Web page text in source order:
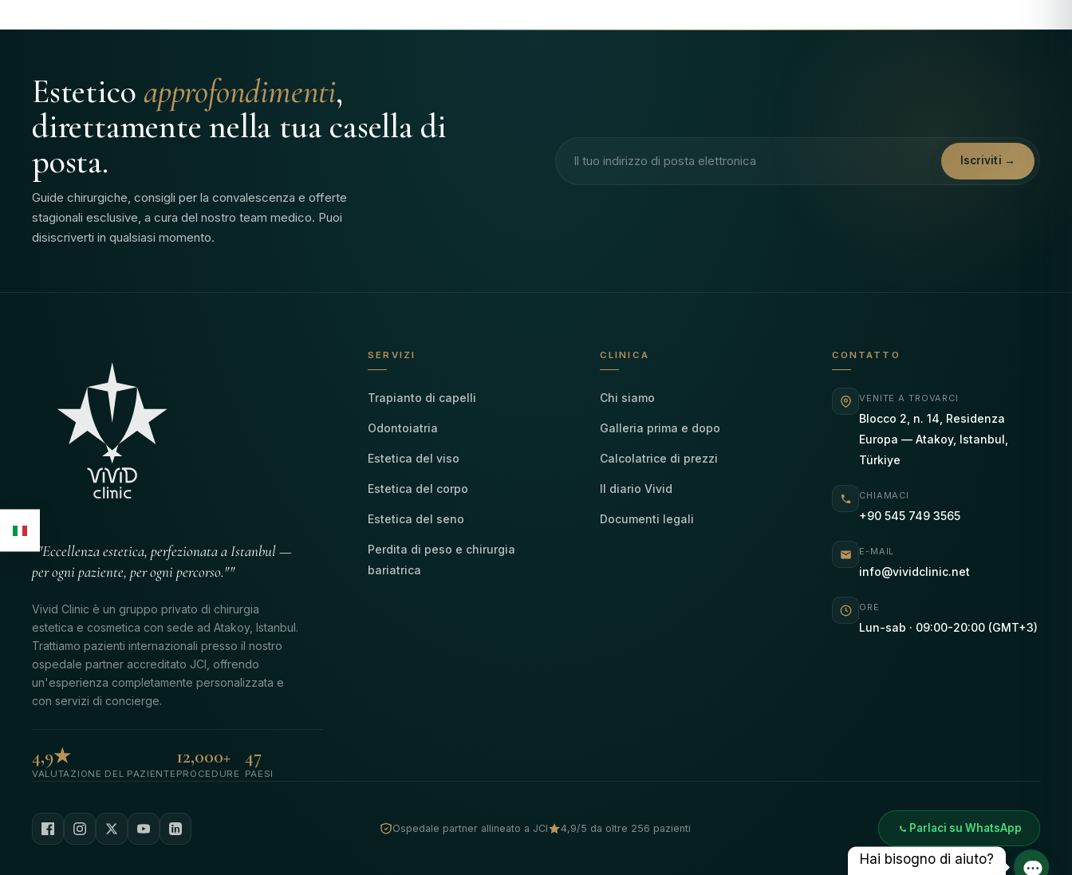
Esteticoapprofondimenti,
direttamente nella tua casella di
posta.
Guide chirurgiche, consigli per la convalescenza e offerte
stagionali esclusive, a cura del nostro team medico. Puoi
disiscriverti in qualsiasi momento.
Iscriviti →
""Eccellenza estetica, perfezionata a Istanbul —
per ogni paziente, per ogni percorso.""
Vivid Clinic è un gruppo privato di chirurgia
estetica e cosmetica con sede ad Atakoy, Istanbul.
Trattiamo pazienti internazionali presso il nostro
ospedale partner accreditato JCI, offrendo
un'esperienza completamente personalizzata e
con servizi di concierge.
4,9★
VALUTAZIONE DEL PAZIENTE
12,000+
PROCEDURE
47
PAESI
SERVIZI
Trapianto di capelli
Odontoiatria
Estetica del viso
Estetica del corpo
Estetica del seno
Perdita di peso e chirurgia
bariatrica
CLINICA
Chi siamo
Galleria prima e dopo
Calcolatrice di prezzi
Il diario Vivid
Documenti legali
CONTATTO
VENITE A TROVARCI
Blocco 2, n. 14, Residenza
Europa — Atakoy, Istanbul,
Türkiye
CHIAMACI
+90 545 749 3565
E-MAIL
info@vividclinic.net
ORE
Lun-sab · 09:00-20:00 (GMT+3)
Ospedale partner allineato a JCI 4,9/5 da oltre 256 pazienti Parlaci su WhatsApp
Hai bisogno di aiuto?